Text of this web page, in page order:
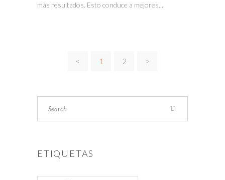
más resultados. Esto conduce a mejores...
< 1 2 >
ETIQUETAS